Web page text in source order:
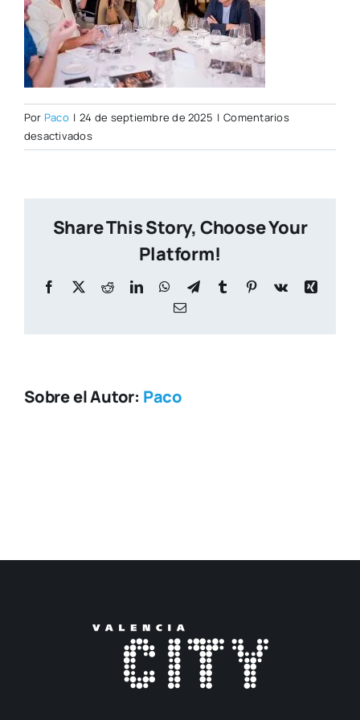
Por Paco | 24 de septiembre de 2025 | Comentarios
desactivadosen
_DSC0350
Share This Story, Choose Your
Platform!
Facebook
X RedditLinkedInWhatsApp
TelegramTumblr Pinterest
Vk
Xing
Correo
Sobre el Autor: Paco